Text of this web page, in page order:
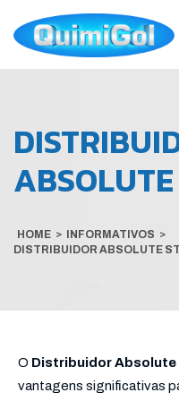
HOME > INFORMATIVOS >
DISTRIBUIDOR ABSOLUTE
O Distribuidor
vantagens significativas